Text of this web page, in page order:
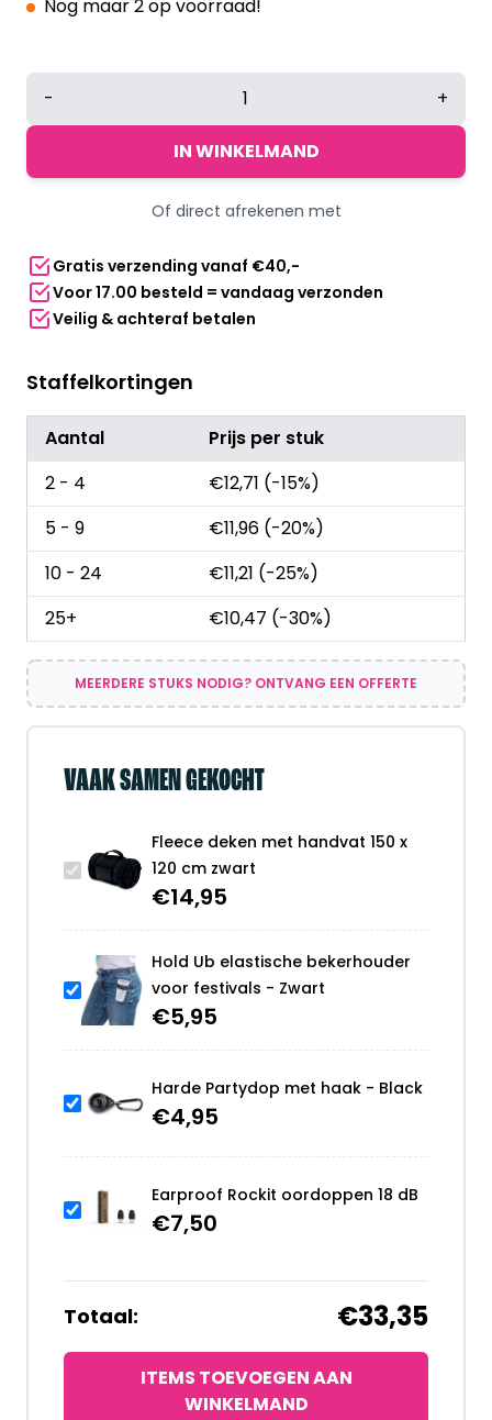
Nog maar 2 op voorraad!
Fleece
met
cm
zwart
aantal
- +
IN WINKELMAND
Of direct afrekenen met
Gratis verzending vanaf €40,-
Voor 17.00 besteld = vandaag verzonden
Veilig & achteraf betalen
Staffelkortingen
Aantal
Prijs per stuk
2 - 4
€12,71 (-15%)
5 - 9
€11,96 (-20%)
10 - 24
€11,21 (-25%)
25+
€10,47 (-30%)
MEERDERE STUKS NODIG? ONTVANG EEN OFFERTE
VAAK SAMEN GEKOCHT
Fleece deken met handvat 150 x
120 cm zwart
€14,95
Hold Ub elastische bekerhouder
voor festivals - Zwart
€5,95
Harde Partydop met haak - Black
€4,95
Earproof Rockit oordoppen 18 dB
€7,50
Totaal: €33,35
ITEMS TOEVOEGEN AAN
WINKELMAND